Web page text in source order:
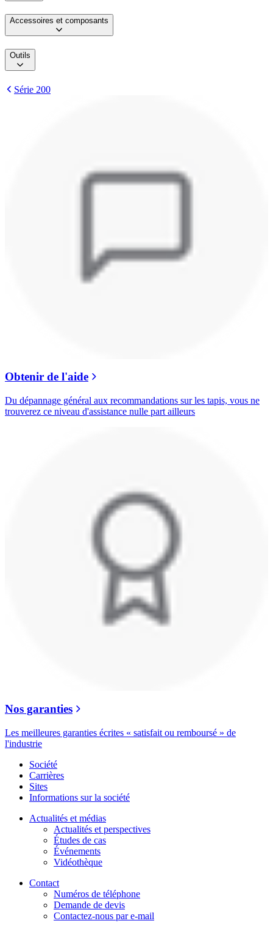
Accessoires et composants
Outils
Série 200
Obtenir de l'aide
Du dépannage général aux recommandations sur les tapis, vous ne
trouverez ce niveau d'assistance nulle part ailleurs
Nos garanties
Les meilleures garanties écrites « satisfait ou remboursé » de
l'industrie
Société
Carrières
Sites
Informations sur la société
Actualités et médias
Actualités et perspectives
Études de cas
Événements
Vidéothèque
Contact
Numéros de téléphone
Demande de devis
Contactez-nous par e-mail